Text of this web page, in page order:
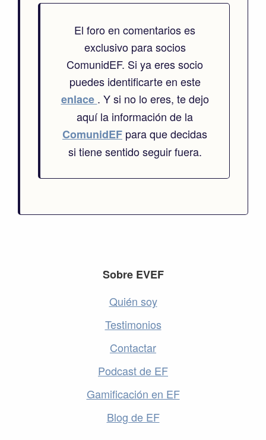
El foro en comentarios es
exclusivo para socios
ComunidEF. Si ya eres socio
puedes identificarte en este
enlace . Y si no lo eres, te dejo
aquí la información de la
ComunidEF para que decidas
si tiene sentido seguir fuera.
Sobre EVEF
Quién soy
Testimonios
Contactar
Podcast de EF
Gamificación en EF
Blog de EF